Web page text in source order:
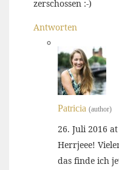
zerschossen :-)
Antworten
Patricia (author)
26. Juli 2016
Herrjeee!
das finde ich